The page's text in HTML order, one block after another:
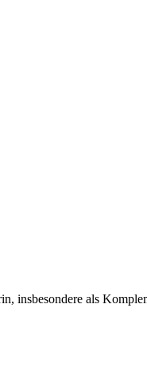
insbesondere als